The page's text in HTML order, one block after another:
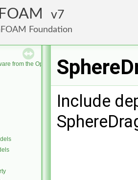
7
Foundation
from the OpenFOAM Foundation
Include